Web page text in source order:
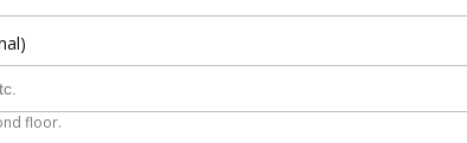
floor.